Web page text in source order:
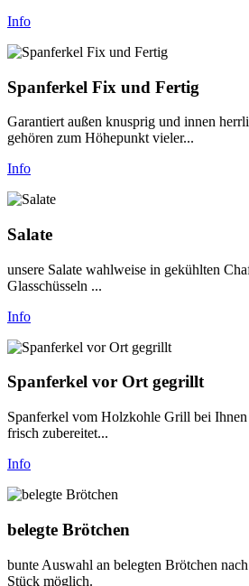
Info
Spanferkel Fix und Fertig
Garantiert außen knusprig und innen
gehören zum Höhepunkt vieler...
Info
Salate
unsere Salate wahlweise in gekühlten
Glasschüsseln ...
Info
Spanferkel vor Ort gegrillt
Spanferkel vom Holzkohle Grill bei Ihnen
frisch zubereitet...
Info
belegte Brötchen
bunte Auswahl an belegten Brötchen
Stück möglich.